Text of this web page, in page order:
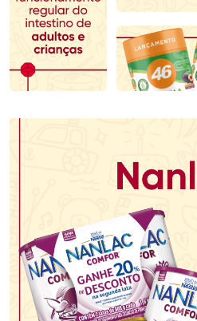
Comprar sem Desconto
Por R$ 70,79/cada
Comprar sem Desconto
Por R$ 70,79/cada